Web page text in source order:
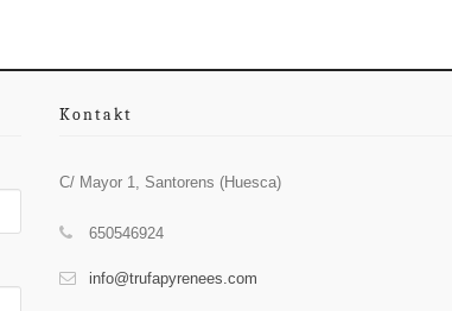
Kontakt
C/ Mayor 1, Santorens (Huesca)
650546924
info@trufapyrenees.com